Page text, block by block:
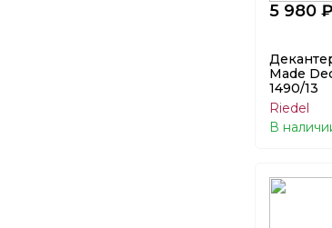
5 980 ₽
Made
1490/13
Riedel
В